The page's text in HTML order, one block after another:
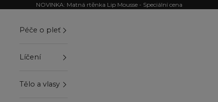
Přejít na obsahNOVINKA: Matná rtěnka Lip Mousse - Speciální cena
Péče o pleť
Líčení
Tělo a vlasy